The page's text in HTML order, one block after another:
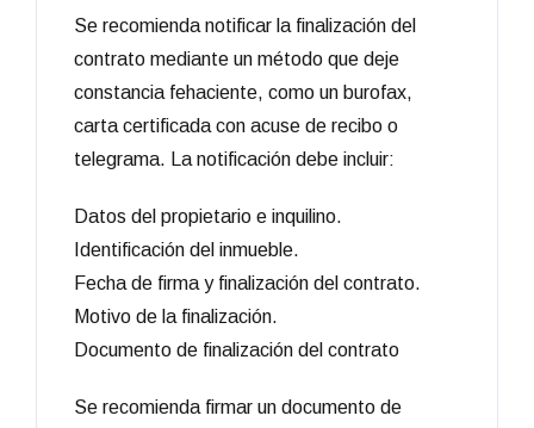
Se recomienda notificar la finalización del
contrato mediante un método que deje
constancia fehaciente, como un burofax,
carta certificada con acuse de recibo o
telegrama. La notificación debe incluir:
Datos del propietario e inquilino.
Identificación del inmueble.
Fecha de firma y finalización del contrato.
Motivo de la finalización.
Documento de finalización del contrato
Se recomienda firmar un documento de